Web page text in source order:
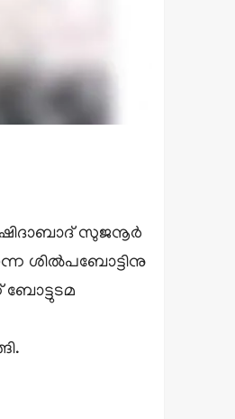
സുജനൂർ
ശിൽപബോട്ടിനു
ബോട്ടുടമ